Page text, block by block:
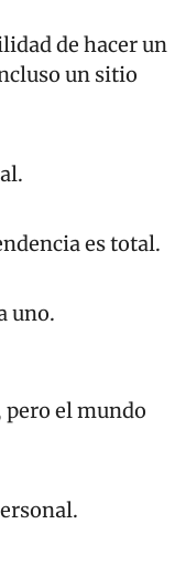
de hacer un
un sitio
es total.
uno.
pero el mundo